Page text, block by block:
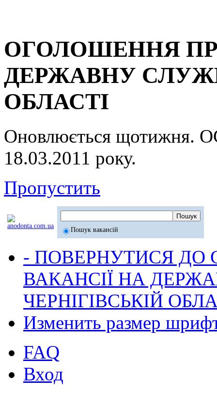
ОГОЛОШЕННЯ
ДЕРЖАВНУ
ОБЛАСТІ
Оновлюється
18.03.2011 року.
Пропустить
Пошук вакансій
- ПОВЕРНУТИСЯ ДО
ВАКАНСІЇ НА
ЧЕРНІГІВСЬКІЙ
Изменить размер
FAQ
Вход